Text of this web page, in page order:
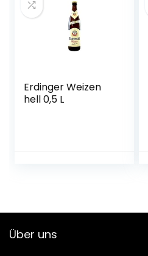
Erdinger Weizen
hell 0,5 L
Über uns